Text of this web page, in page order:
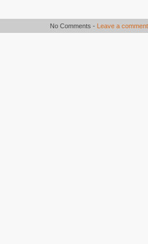
No Comments - Leave a comment